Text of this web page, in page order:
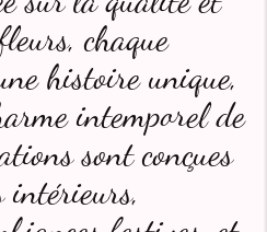
chaque
histoire unique,
intemporel de
sont conçues
intérieurs,